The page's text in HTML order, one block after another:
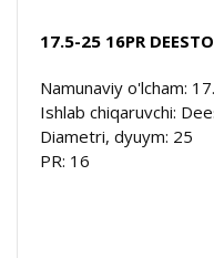
17.5-25 16PR
Namunaviy o'lcham:
Ishlab chiqaruvchi:
Diametri, dyuym: 25
PR: 16